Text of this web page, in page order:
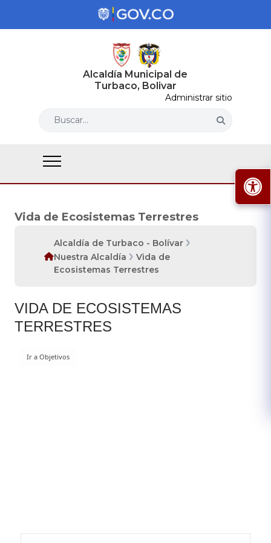
Alcaldía Municipal de
Turbaco, Bolivar
Administrar sitio
Buscar...
Vida de Ecosistemas Terrestres
Alcaldía de Turbaco - Bolívar
Nuestra Alcaldía
Vida de
Ecosistemas Terrestres
VIDA DE ECOSISTEMAS
TERRESTRES